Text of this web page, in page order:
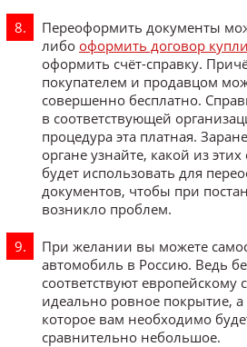
Переоформить документы
либо оформить договор
оформить счёт-справку.
покупателем и продавцом
совершенно бесплатно.
в соответствующей
процедура эта платная.
органе узнайте, какой из
будет использовать для
документов, чтобы при
возникло проблем.
При желании вы можете
автомобиль в Россию. Ведь
соответствуют европейскому
идеально ровное покрытие, а
которое вам необходимо
сравнительно небольшое.